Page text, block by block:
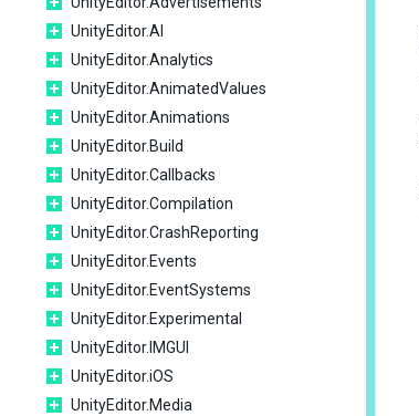
UnityEditor.AI
UnityEditor.Analytics
UnityEditor.AnimatedValues
UnityEditor.Animations
UnityEditor.Build
UnityEditor.Callbacks
UnityEditor.Compilation
UnityEditor.CrashReporting
UnityEditor.Events
UnityEditor.EventSystems
UnityEditor.Experimental
UnityEditor.IMGUI
UnityEditor.iOS
UnityEditor.Media